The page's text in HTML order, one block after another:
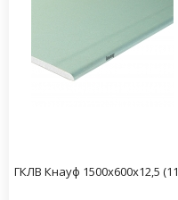
ГКЛВ Кнауф 1500х600х12,5